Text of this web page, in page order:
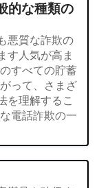
的な種類の
悪質な詐欺の
す人気が高ま
すべての貯蓄
って、さまざ
を理解するこ
電話詐欺の一